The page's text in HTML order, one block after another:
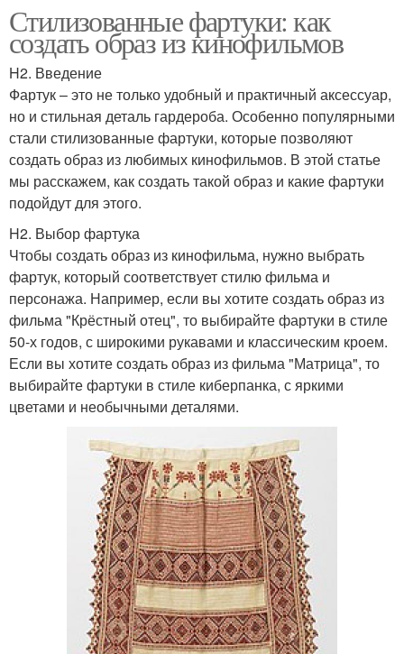
Стилизованные фартуки: как
создать образ из кинофильмов
H2. Введение
Фартук – это не только удобный и практичный аксессуар,
но и стильная деталь гардероба. Особенно популярными
стали стилизованные фартуки, которые позволяют
создать образ из любимых кинофильмов. В этой статье
мы расскажем, как создать такой образ и какие фартуки
подойдут для этого.
H2. Выбор фартука
Чтобы создать образ из кинофильма, нужно выбрать
фартук, который соответствует стилю фильма и
персонажа. Например, если вы хотите создать образ из
фильма "Крёстный отец", то выбирайте фартуки в стиле
50-х годов, с широкими рукавами и классическим кроем.
Если вы хотите создать образ из фильма "Матрица", то
выбирайте фартуки в стиле киберпанка, с яркими
цветами и необычными деталями.